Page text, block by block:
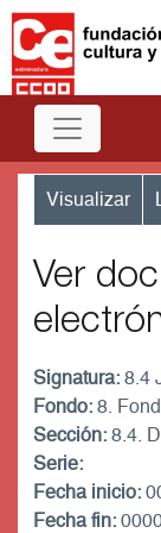
Visualizar
Ver
Signatura:8.4
Fondo:8.
Sección:8.4.
Serie:
Fecha inicio:
Fecha fin: